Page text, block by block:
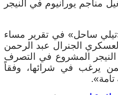
مناجم يورانيوم في النيجر
ساحل» في تقرير مساء
الجنرال عبد الرحمن
المشروع في التصرف
لمن يرغب في شرائها، وفقاً
تامة».